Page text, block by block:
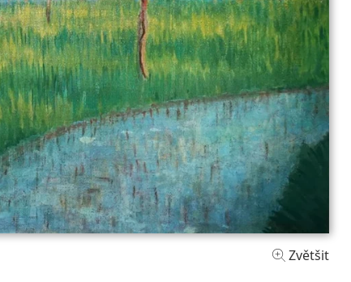
Zvětšit